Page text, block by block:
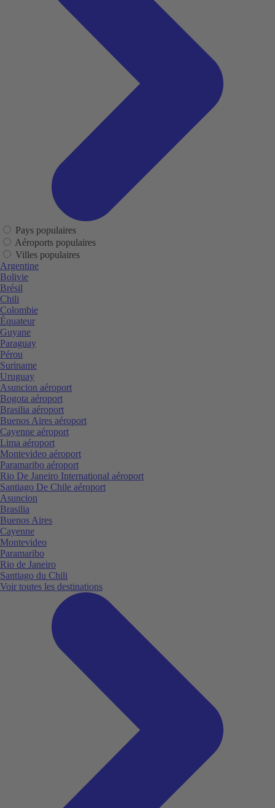
Pays populaires
Aéroports populaires
Villes populaires
Argentine
Bolivie
Brésil
Chili
Colombie
Équateur
Guyane
Paraguay
Pérou
Suriname
Uruguay
Asuncion aéroport
Bogota aéroport
Brasilia aéroport
Buenos Aires aéroport
Cayenne aéroport
Lima aéroport
Montevideo aéroport
Paramaribo aéroport
Rio De Janeiro International aéroport
Santiago De Chile aéroport
Asuncion
Brasilia
Buenos Aires
Cayenne
Montevideo
Paramaribo
Rio de Janeiro
Santiago du Chili
Voir toutes les destinations